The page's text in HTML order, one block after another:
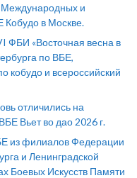
Международных и
Кобудо в Москве.
ФБИ «Восточная весна в
по ВБЕ,
кобудо и всероссийский
отличились на
Вьет во дао 2026 г.
из филиалов Федерации
и Ленинградской
Боевых Искусств Памяти